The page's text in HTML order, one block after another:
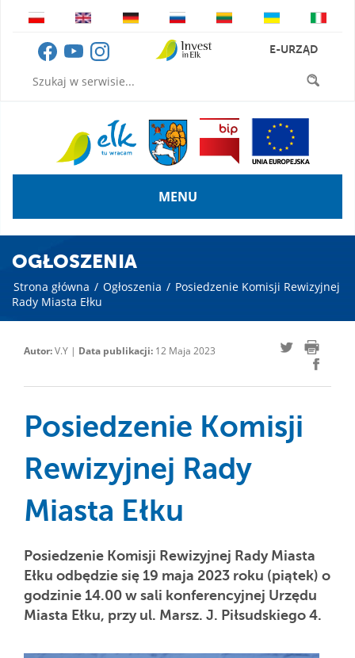
E-URZĄD
MENU
OGŁOSZENIA
Strona główna / Ogłoszenia / Posiedzenie Komisji Rewizyjnej
Rady Miasta Ełku
Autor:V.Y | Data publikacji: 12 Maja 2023
Posiedzenie Komisji
Rewizyjnej Rady
Miasta Ełku
Posiedzenie Komisji Rewizyjnej Rady Miasta
Ełku odbędzie się 19 maja 2023 roku (piątek) o
godzinie 14.00 w sali konferencyjnej Urzędu
Miasta Ełku, przy ul. Marsz. J. Piłsudskiego 4.